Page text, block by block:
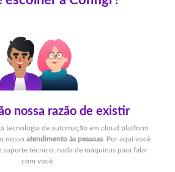
nossa razão de existir
tecnologia de automação em cloud platform
nosso atendimento às pessoas. Por aqui você
técnico, nada de máquinas para falar
com você.